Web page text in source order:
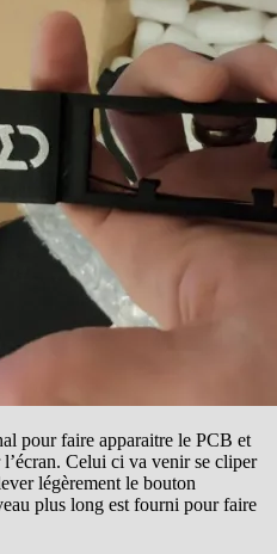
pour faire apparaitre le PCB et
Celui ci va venir se cliper
légèrement le bouton
plus long est fourni pour faire